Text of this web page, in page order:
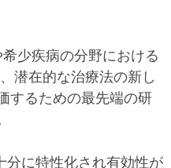
少疾病の分野における
潜在的な治療法の新し
するための最先端の研
分に特性化され有効性が